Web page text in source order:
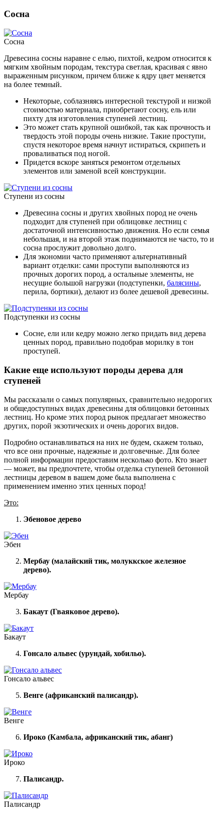
Сосна
Сосна
Древесина сосны наравне с елью, пихтой, кедром относится к
мягким хвойным породам, текстура светлая, красивая с явно
выраженным рисунком, причем ближе к ядру цвет меняется
на более темный.
Некоторые, соблазняясь интересной текстурой и низкой
стоимостью материала, приобретают сосну, ель или
пихту для изготовления ступеней лестниц.
Это может стать крупной ошибкой, так как прочность и
твердость этой породы очень низкие. Такие проступи,
спустя некоторое время начнут истираться, скрипеть и
проваливаться под ногой.
Придется вскоре заняться ремонтом отдельных
элементов или заменой всей конструкции.
Ступени из сосны
Древесина сосны и других хвойных пород не очень
подходит для ступеней при облицовке лестниц с
достаточной интенсивностью движения. Но если семья
небольшая, и на второй этаж поднимаются не часто, то и
сосна прослужит довольно долго.
Для экономии часто применяют альтернативный
вариант отделки: сами проступи выполняются из
прочных дорогих пород, а остальные элементы, не
несущие большой нагрузки (подступенки, балясины,
перила, бортики), делают из более дешевой древесины.
Подступенки из сосны
Сосне, ели или кедру можно легко придать вид дерева
ценных пород, правильно подобрав морилку в тон
проступей.
Какие еще используют породы дерева для
ступеней
Мы рассказали о самых популярных, сравнительно недорогих
и общедоступных видах древесины для облицовки бетонных
лестниц. Но кроме этих пород рынок предлагает множество
других, порой экзотических и очень дорогих видов.
Подробно останавливаться на них не будем, скажем только,
что все они прочные, надежные и долговечные. Для более
полной информации предоставим несколько фото. Кто знает
— может, вы предпочтете, чтобы отделка ступеней бетонной
лестницы деревом в вашем доме была выполнена с
применением именно этих ценных пород!
Это:
Эбеновое дерево
Эбен
Мербау (малайский тик, молуккское железное
дерево).
Мербау
Бакаут (Гваяковое дерево).
Бакаут
Гонсало альвес (урундай, хобильо).
Гонсало альвес
Венге (африканский палисандр).
Венге
Ироко (Камбала, африканский тик, абанг)
Ироко
Палисандр.
Палисандр